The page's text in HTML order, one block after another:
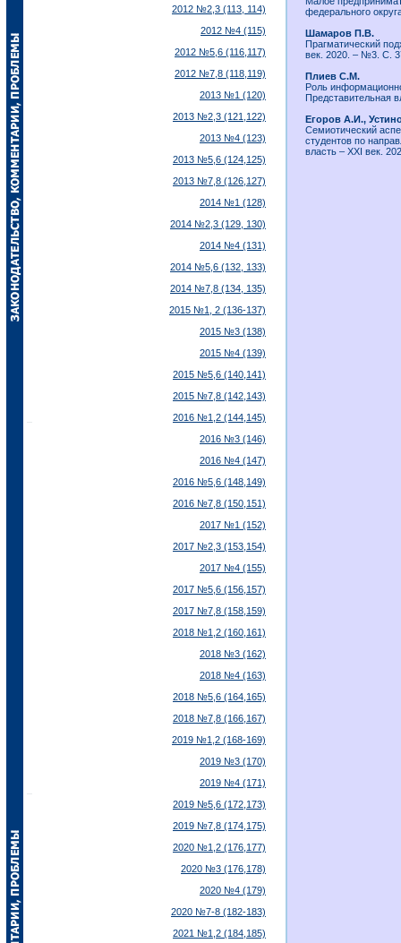
2012 №2,3 (113, 114)
2012 №4 (115)
2012 №5,6 (116,117)
2012 №7,8 (118,119)
2013 №1 (120)
2013 №2,3 (121,122)
2013 №4 (123)
2013 №5,6 (124,125)
2013 №7,8 (126,127)
2014 №1 (128)
2014 №2,3 (129, 130)
2014 №4 (131)
2014 №5,6 (132, 133)
2014 №7,8 (134, 135)
2015 №1, 2 (136-137)
2015 №3 (138)
2015 №4 (139)
2015 №5,6 (140,141)
2015 №7,8 (142,143)
2016 №1,2 (144,145)
2016 №3 (146)
2016 №4 (147)
2016 №5,6 (148,149)
2016 №7,8 (150,151)
2017 №1 (152)
2017 №2,3 (153,154)
2017 №4 (155)
2017 №5,6 (156,157)
2017 №7,8 (158,159)
2018 №1,2 (160,161)
2018 №3 (162)
2018 №4 (163)
2018 №5,6 (164,165)
2018 №7,8 (166,167)
2019 №1,2 (168-169)
2019 №3 (170)
2019 №4 (171)
2019 №5,6 (172,173)
2019 №7,8 (174,175)
2020 №1,2 (176,177)
2020 №3 (176,178)
2020 №4 (179)
2020 №7-8 (182-183)
2021 №1,2 (184,185)
федерального
Шамаров П.В.
Прагматический
век. 2020. – №3. С.
Плиев С.М.
Роль
Представительная
Егоров А.И.,
Семиотический
студентов по
власть – ХХI век.